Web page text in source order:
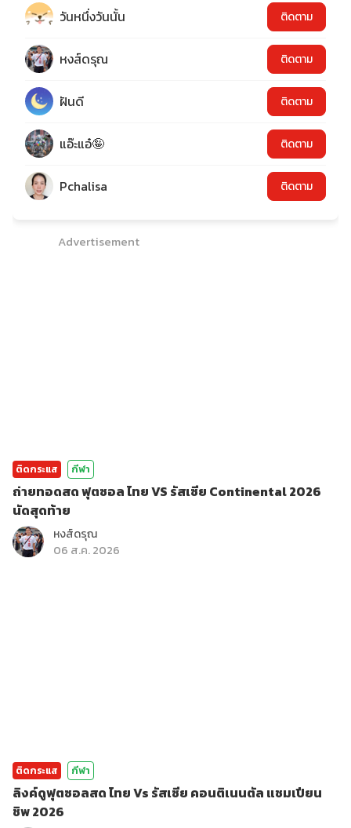
วันหนึ่งวันนั้น ติดตาม
หงส์ดรุณ ติดตาม
ฝันดี ติดตาม
แอ๊ะแอ๋🤪 ติดตาม
Pchalisa ติดตาม
Advertisement
ติดกระแส กีฬา
ถ่ายทอดสด ฟุตซอล ไทย VS รัสเซีย Continental 2026
นัดสุดท้าย
หงส์ดรุณ
06 ส.ค. 2026
ติดกระแส กีฬา
ลิงค์ดูฟุตซอลสด ไทย Vs รัสเซีย คอนติเนนตัล แชมเปียน
ชิพ 2026